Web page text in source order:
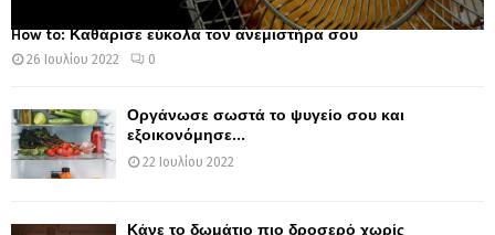
How to: Καθάρισε εύκολα τον ανεμιστήρα σου
26 Ιουλίου 2022 0
Οργάνωσε σωστά το ψυγείο σου και
εξοικονόμησε...
22 Ιουλίου 2022
Κάνε το δωμάτιο πιο δροσερό χωρίς